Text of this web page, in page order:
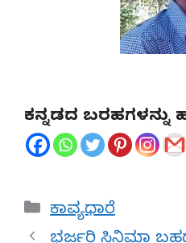
ಕನ್ನಡದ ಬರಹಗಳನ್ನು
Categories
ಕಾವ್ಯಧಾರೆ